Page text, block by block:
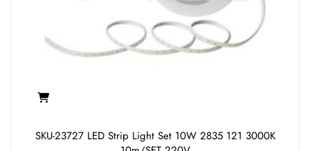
SKU-23727 LED Strip Light Set 10W 2835 121 3000K